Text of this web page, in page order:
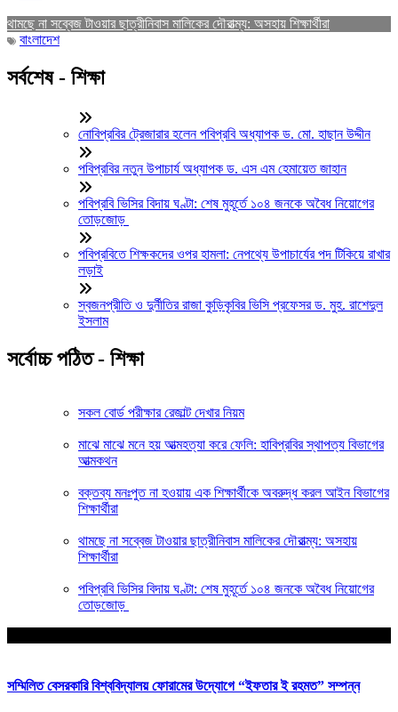
থামছে না সব্বেজ টাওয়ার ছাত্রীনিবাস মালিকের দৌরাত্ম্য: অসহায় শিক্ষার্থীরা
বাংলাদেশ
সর্বশেষ - শিক্ষা
নোবিপ্রবির ট্রেজারার হলেন পবিপ্রবি অধ্যাপক ড. মো. হাছান উদ্দীন
পবিপ্রবির নতুন উপাচার্য অধ্যাপক ড. এস এম হেমায়েত জাহান
পবিপ্রবি ভিসির বিদায় ঘণ্টা: শেষ মুহূর্তে ১০৪ জনকে অবৈধ নিয়োগের
তোড়জোড়
পবিপ্রবিতে শিক্ষকদের ওপর হামলা: নেপথ্যে উপাচার্যের পদ টিকিয়ে রাখার
লড়াই
স্বজনপ্রীতি ও দুর্নীতির রাজা কুড়িকৃবির ভিসি প্রফেসর ড. মুহ. রাশেদুল
ইসলাম
সর্বোচ্চ পঠিত - শিক্ষা
সকল বোর্ড পরীক্ষার রেজাল্ট দেখার নিয়ম
মাঝে মাঝে মনে হয় আত্মহত্যা করে ফেলি: হাবিপ্রবির স্থাপত্য বিভাগের
আত্মকথন
বক্তব্য মনঃপুত না হওয়ায় এক শিক্ষার্থীকে অবরুদ্ধ করল আইন বিভাগের
শিক্ষার্থীরা
থামছে না সব্বেজ টাওয়ার ছাত্রীনিবাস মালিকের দৌরাত্ম্য: অসহায়
শিক্ষার্থীরা
পবিপ্রবি ভিসির বিদায় ঘণ্টা: শেষ মুহূর্তে ১০৪ জনকে অবৈধ নিয়োগের
তোড়জোড়
সম্মিলিত বেসরকারি বিশ্ববিদ্যালয় ফোরামের উদ্যোগে “ইফতার ই রহমত” সম্পন্ন